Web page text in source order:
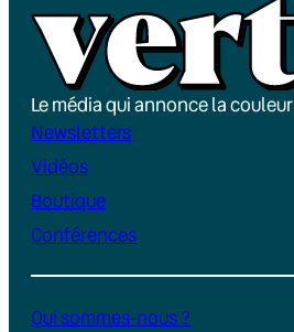
Le média qui annonce la couleur
Newsletters
Vidéos
Boutique
Conférences
Qui sommes-nous ?